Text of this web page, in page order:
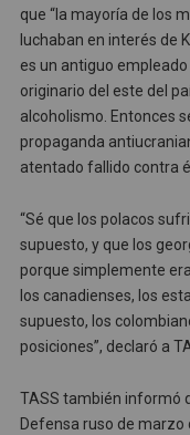
que “la mayoría de los
luchaban en interés de
es un antiguo
originario del este del
alcoholismo. Entonces
propaganda
atentado fallido contra él.
“Sé que los polacos
supuesto, y que los
porque simplemente
los canadienses, los
supuesto, los
posiciones”, declaró a
TASS también informó
Defensa ruso de